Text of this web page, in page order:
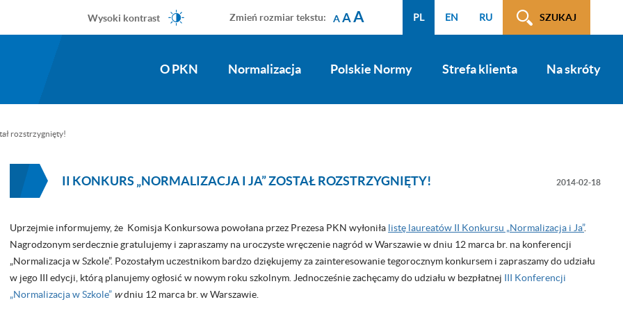
SZUKAJ
PL EN RU
Zmień rozmiar tekstu: AAA
Wysoki kontrast
O PKN Normalizacja Polskie Normy Strefa klienta Na skróty
rozstrzygnięty!
II KONKURS „NORMALIZACJA I JA” ZOSTAŁ ROZSTRZYGNIĘTY! 2014-02-18
Uprzejmie informujemy, że Komisja Konkursowa powołana przez Prezesa PKN wyłoniła listę laureatów II Konkursu „Normalizacja i Ja”.
Nagrodzonym serdecznie gratulujemy i zapraszamy na uroczyste wręczenie nagród w Warszawie w dniu 12 marca br. na konferencji
„Normalizacja w Szkole”. Pozostałym uczestnikom bardzo dziękujemy za zainteresowanie tegorocznym konkursem i zapraszamy do udziału
w jego III edycji, którą planujemy ogłosić w nowym roku szkolnym. Jednocześnie zachęcamy do udziału w bezpłatnej III Konferencji
„Normalizacja w Szkole” wdniu 12 marca br. w Warszawie.